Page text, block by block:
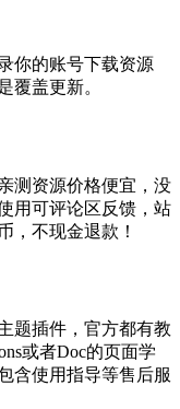
你的账号下载资源
覆盖更新。
测资源价格便宜，没
用可评论区反馈，站
，不现金退款！
题插件，官方都有教
或者Doc的页面学
含使用指导等售后服